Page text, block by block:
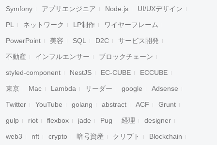
Symfony アプリエンジニア Node.js UI/UXデザイン
PL ネットワーク LP制作 ワイヤーフレーム
PowerPoint 美容 SQL D2C サービス開発
不動産 インフルエンサー ブロックチェーン
styled-component NestJS EC-CUBE ECCUBE
東京 Mac Lambda リーダー google Adsense
Twitter YouTube golang abstract ACF Grunt
gulp riot flexbox jade Pug 経理 designer
web3 nft crypto 暗号資産 クリプト Blockchain